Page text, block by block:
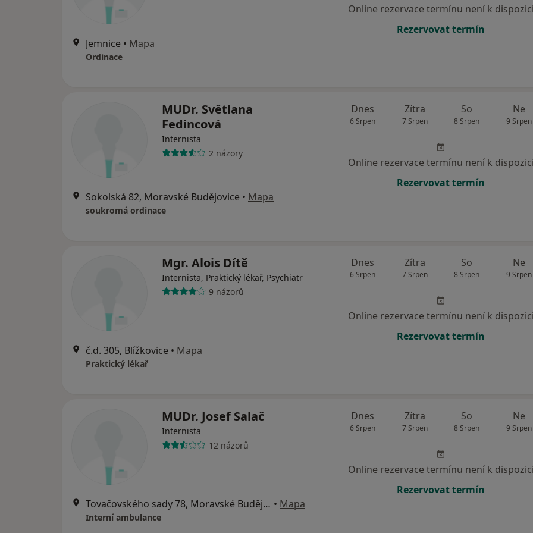
Jemnice • Mapa
Ordinace
Online rezervace termínu není k dispozici
Rezervovat termín
MUDr. Světlana
Fedincová
Internista
2 názory
Sokolská 82, Moravské Budějovice • Mapa
soukromá ordinace
Dnes
6 Srpen
Zítra
7 Srpen
So
8 Srpen
Ne
9 Srpen
Online rezervace termínu není k dispozici
Rezervovat termín
Mgr. Alois Dítě
Internista, Praktický lékař, Psychiatr
9 názorů
č.d. 305, Blížkovice • Mapa
Praktický lékař
Dnes
6 Srpen
Zítra
7 Srpen
So
8 Srpen
Ne
9 Srpen
Online rezervace termínu není k dispozici
Rezervovat termín
MUDr. Josef Salač
Internista
12 názorů
Tovačovského sady 78, Moravské Budějovice • Mapa
Interní ambulance
Dnes
6 Srpen
Zítra
7 Srpen
So
8 Srpen
Ne
9 Srpen
Online rezervace termínu není k dispozici
Rezervovat termín